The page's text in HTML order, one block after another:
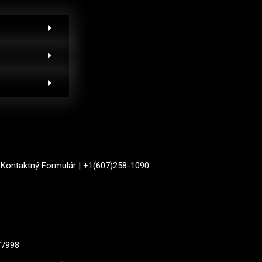
Kontaktný Formulár| +1(607)258-1090